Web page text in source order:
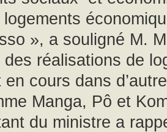
», a souligné M.
des réalisations de
cours dans
Manga, Pô et
du ministre a